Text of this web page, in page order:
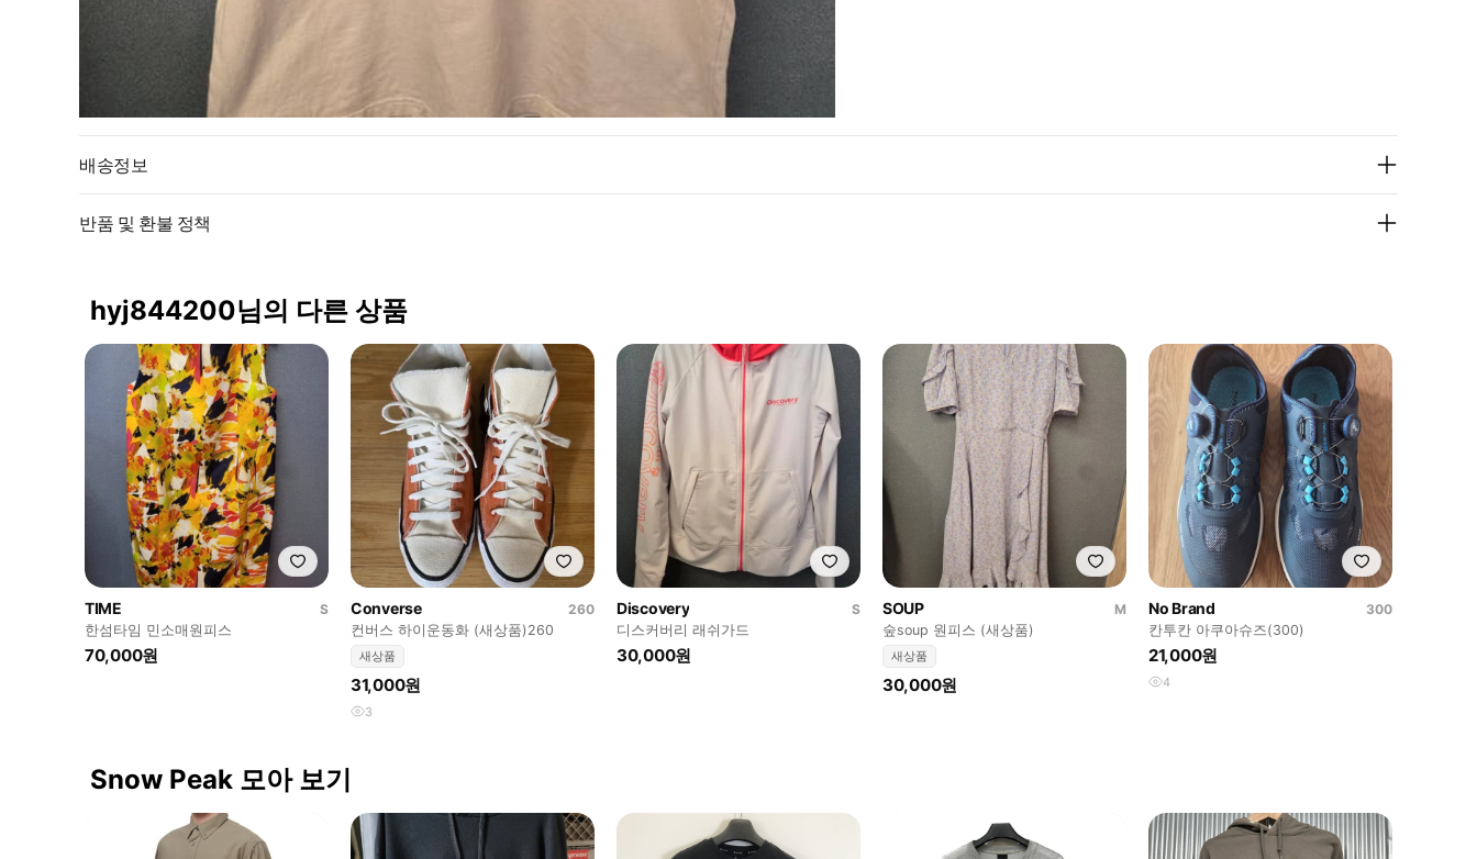
배송정보
반품 및 환불 정책
hyj844200님의 다른 상품
TIME
S
한섬타임 민소매원피스
70,000원
Converse
260
컨버스 하이운동화 (새상품)260
새상품
31,000원
3
Discovery
S
디스커버리 래쉬가드
30,000원
SOUP
M
숲soup 원피스 (새상품)
새상품
30,000원
No Brand
300
칸투칸 아쿠아슈즈(300)
21,000원
4
Snow Peak 모아 보기